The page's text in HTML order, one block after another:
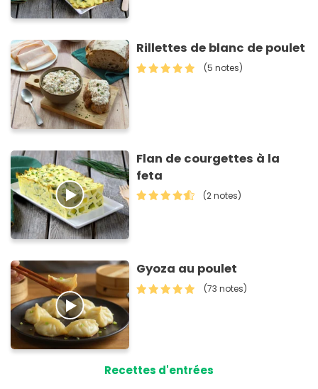
Rillettes de blanc de poulet
(5 notes)
Flan de courgettes à la
feta
(2 notes)
Gyoza au poulet
(73 notes)
Recettes d'entrées